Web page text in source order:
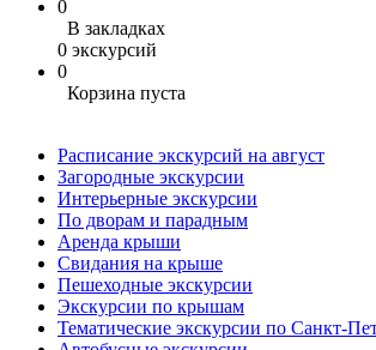
0
В закладках
0 экскурсий
0
Корзина пуста
Расписание экскурсий на август
Загородные экскурсии
Интерьерные экскурсии
По дворам и парадным
Аренда крыши
Свидания на крыше
Пешеходные экскурсии
Экскурсии по крышам
Тематические экскурсии по Санкт-